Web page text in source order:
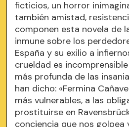
ficticios, un horror
también amistad,
componen esta novela de
inmune sobre los
España y su exilio a
crueldad es
más profunda de las
han dicho: «Fermina
más vulnerables, a las
prostituirse en
conciencia que nos golpea